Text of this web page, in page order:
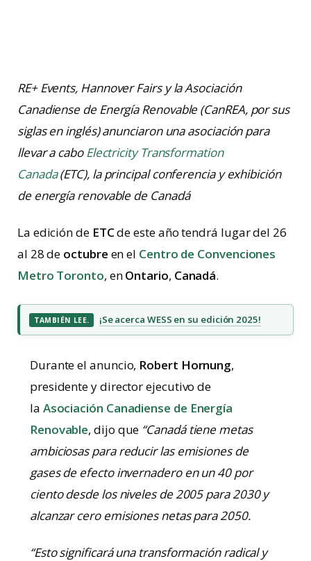
RE+ Events, Hannover Fairs y la Asociación
Canadiense de Energía Renovable (CanREA, por sus
siglas en inglés) anunciaron una asociación para
llevar a cabo Electricity Transformation
Canada(ETC), la principal conferencia y exhibición
de energía renovable de Canadá
La edición de ETCde este año tendrá lugar del 26
al 28 de octubre en el Centro de Convenciones
Metro Toronto, enOntario, Canadá.
TAMBIÉN LEE. ¡Se acerca WESS en su edición 2025!
Durante el anuncio, Robert Hornung,
presidente y director ejecutivo de
la Asociación Canadiense de Energía
Renovable, dijo que “Canadá tiene metas
ambiciosas para reducir las emisiones de
gases de efecto invernadero en un 40 por
ciento desde los niveles de 2005 para 2030 y
alcanzar cero emisiones netas para 2050.
“Esto significará una transformación radical y